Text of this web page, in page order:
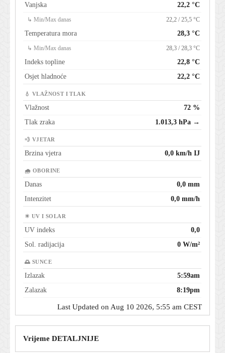
Vanjska 22,2 °C
↳ Min/Max danas 22,2 / 25,5 °C
Temperatura mora 28,3 °C
↳ Min/Max danas 28,3 / 28,3 °C
Indeks topline
22,8 °C
Osjet hladnoće
22,2 °C
💧 VLAŽNOST I TLAK
Vlažnost
72 %
Tlak zraka
1.013,3 hPa →
💨 VJETAR
Brzina vjetra 0,0 km/h IJ
🌧 OBORINE
Danas
0,0 mm
Intenzitet
0,0 mm/h
☀ UV I SOLAR
UV indeks
0,0
Sol. radijacija
0 W/m²
🌅 SUNCE
Izlazak
5:59am
Zalazak
8:19pm
Last Updated on Aug 10 2026, 5:55 am CEST
Vrijeme DETALJNIJE